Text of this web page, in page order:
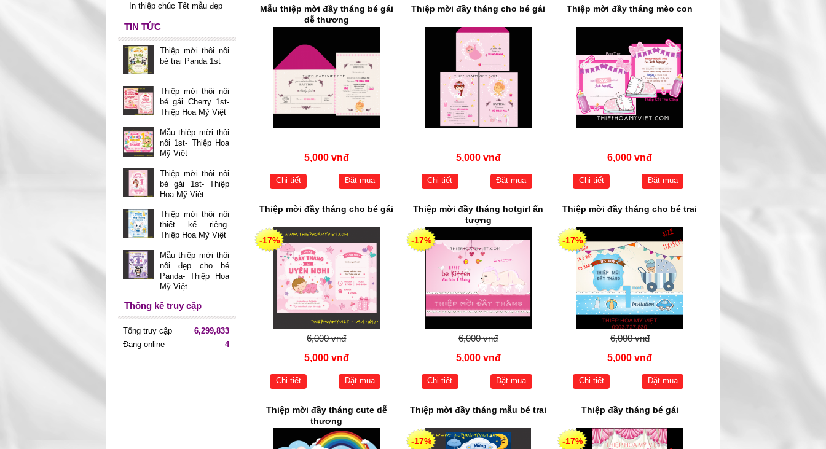
Mẫu thiệp mời đầy tháng bé gái
dễ thương
5,000 vnđ
Chi tiết Đặt mua
Thiệp mời đầy tháng cho bé gái
5,000 vnđ
Chi tiết Đặt mua
Thiệp mời đầy tháng mèo con
6,000 vnđ
Chi tiết Đặt mua
Thiệp mời đầy tháng cho bé gái
-17%
6,000 vnđ
5,000 vnđ
Chi tiết Đặt mua
Thiệp mời đầy tháng hotgirl ấn
tượng
-17%
6,000 vnđ
5,000 vnđ
Chi tiết Đặt mua
Thiệp mời đầy tháng cho bé trai
-17%
6,000 vnđ
5,000 vnđ
Chi tiết Đặt mua
Thiệp mời đầy tháng cute dễ
thương
Thiệp mời đầy tháng mẫu bé trai
-17%
Thiệp đầy tháng bé gái
-17%
In thiệp chúc Tết mẫu đẹp
TIN TỨC
Thiệp mời thôi nôi
bé trai Panda 1st
Thiệp mời thôi nôi
bé gái Cherry 1st-
Thiệp Hoa Mỹ Việt
Mẫu thiệp mời thôi
nôi 1st- Thiệp Hoa
Mỹ Việt
Thiệp mời thôi nôi
bé gái 1st- Thiệp
Hoa Mỹ Việt
Thiệp mời thôi nôi
thiết kế riêng-
Thiệp Hoa Mỹ Việt
Mẫu thiệp mời thôi
nôi đẹp cho bé
Panda- Thiệp Hoa
Mỹ Việt
Thống kê truy cập
Tổng truy cập
6,299,833
Đang online
4